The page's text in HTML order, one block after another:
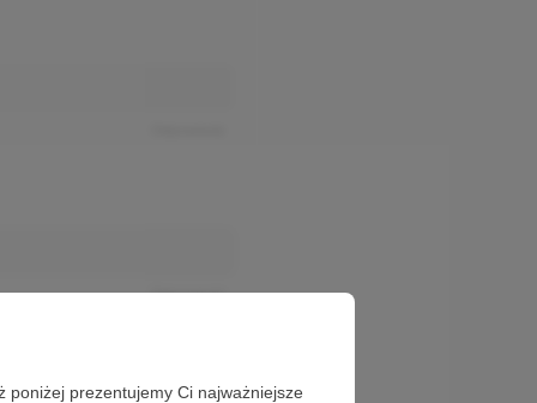
poniżej prezentujemy Ci najważniejsze
Odpowiedz